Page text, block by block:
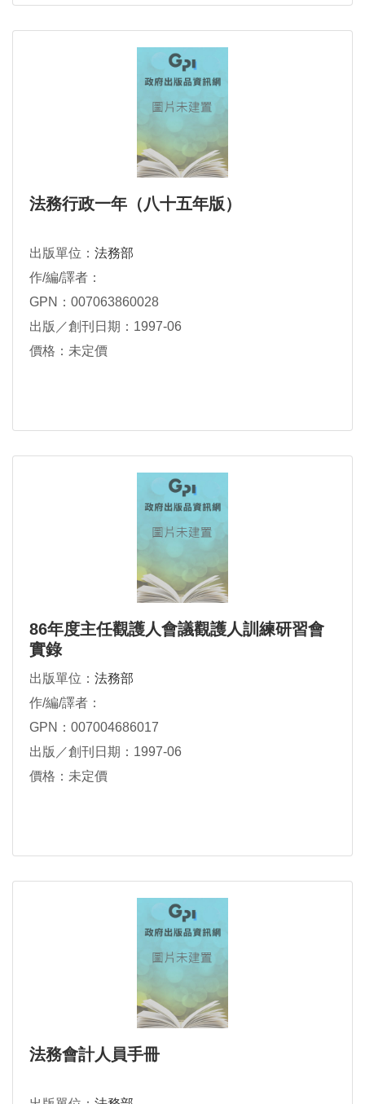
法務行政一年（八十五年版）
出版單位： 法務部
作/編/譯者：
GPN：007063860028
出版／創刊日期：1997-06
價格：未定價
86年度主任觀護人會議觀護人訓練研習會
實錄
出版單位： 法務部
作/編/譯者：
GPN：007004686017
出版／創刊日期：1997-06
價格：未定價
法務會計人員手冊